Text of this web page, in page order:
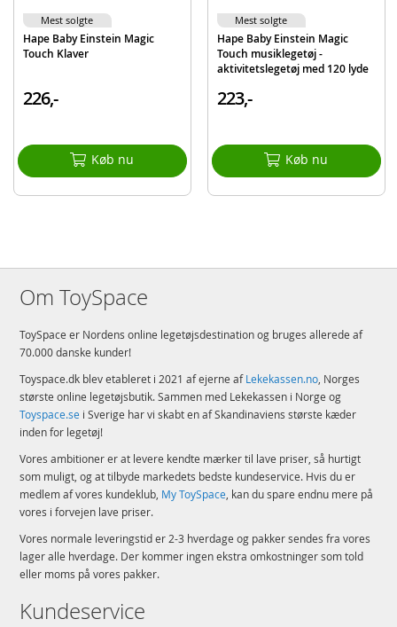
Hape Baby Einstein Magic
Touch Klaver
226,-
Køb nu
Mest solgte
Hape Baby Einstein Magic
Touch musiklegetøj -
aktivitetslegetøj med 120 lyde
223,-
Køb nu
Mest solgte
Om ToySpace
ToySpace er Nordens online legetøjsdestination og bruges allerede af
70.000 danske kunder!
Toyspace.dk blev etableret i 2021 af ejerne afLekekassen.no, Norges
største online legetøjsbutik. Sammen med Lekekassen i Norge og
Toyspace.se i Sverige har vi skabt en af Skandinaviens største kæder
inden for legetøj!
Vores ambitioner er at levere kendte mærker til lave priser, så hurtigt
som muligt, og at tilbyde markedets bedste kundeservice. Hvis du er
medlem af vores kundeklub, My ToySpace, kan du spare endnu mere på
vores i forvejen lave priser.
Vores normale leveringstid er 2-3 hverdage og pakker sendes fra vores
lager alle hverdage. Der kommer ingen ekstra omkostninger som told
eller moms på vores pakker.
Kundeservice